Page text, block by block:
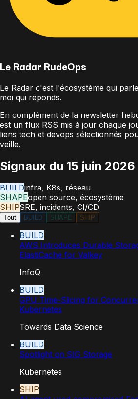
Le Radar RudeOps
Le Radar c'est l'écosystème qui parle
moi qui réponds.
En complément de la newsletter
est un flux RSS mis à jour chaque
liens tech et devops sélectionnés
veille.
Signaux du 15 juin 2026
BUILDinfra, K8s, réseau
SHAPEopen source, écosystème
SHIPSRE, incidents, CI/CD
Tout BUILD SHAPE SHIP
BUILD
AWS Introduces Durable
ElastiCache for Valkey
InfoQ
BUILD
GPU Time-Slicing for
Kubernetes
Towards Data Science
BUILD
Spotlight on SIG Storage
Kubernetes
SHIP